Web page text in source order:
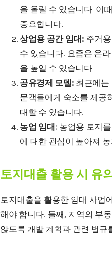
을 올릴 수 있습니다. 이
중요합니다.
상업용 공간 임대: 주거
수 있습니다. 요즘은 온
을 높일 수 있습니다.
공유경제 모델: 최근에는
문객들에게 숙소를 제공
대할 수 있습니다.
농업 임대: 농업용 토지
에 대한 관심이 높아져
토지대출 활용 시 유
토지대출을 활용한 임대 사업
해야 합니다. 둘째, 지역의 부
않도록 개발 계획과 관련 법규